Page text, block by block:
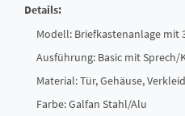
Details:
Modell: Briefkastenanlage mit
Ausführung: Basic mit
Material: Tür, Gehäuse,
Farbe: Galfan Stahl/Alu